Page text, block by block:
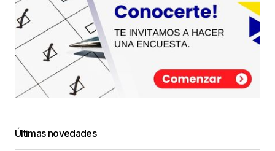
Últimas novedades